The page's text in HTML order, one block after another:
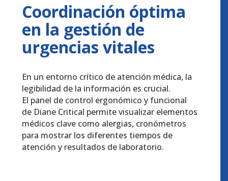
Coordinación óptima
en la gestión de
urgencias vitales
En un entorno crítico de atención médica, la
legibilidad de la información es crucial.
El panel de control ergonómico y funcional
de Diane Critical permite visualizar elementos
médicos clave como alergias, cronómetros
para mostrar los diferentes tiempos de
atención y resultados de laboratorio.